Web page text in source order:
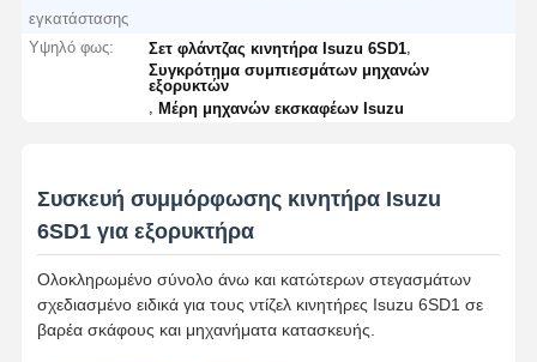
εγκατάστασης
Υψηλό φως: Σετ φλάντζας κινητήρα Isuzu 6SD1
Συγκρότημα συμπιεσμάτων μηχανών
εξορυκτών
,Μέρη μηχανών εκσκαφέων Isuzu
Συσκευή συμμόρφωσης κινητήρα Isuzu
6SD1 για εξορυκτήρα
Ολοκληρωμένο σύνολο άνω και κατώτερων στεγασμάτων
σχεδιασμένο ειδικά για τους ντίζελ κινητήρες Isuzu 6SD1 σε
βαρέα σκάφους και μηχανήματα κατασκευής.